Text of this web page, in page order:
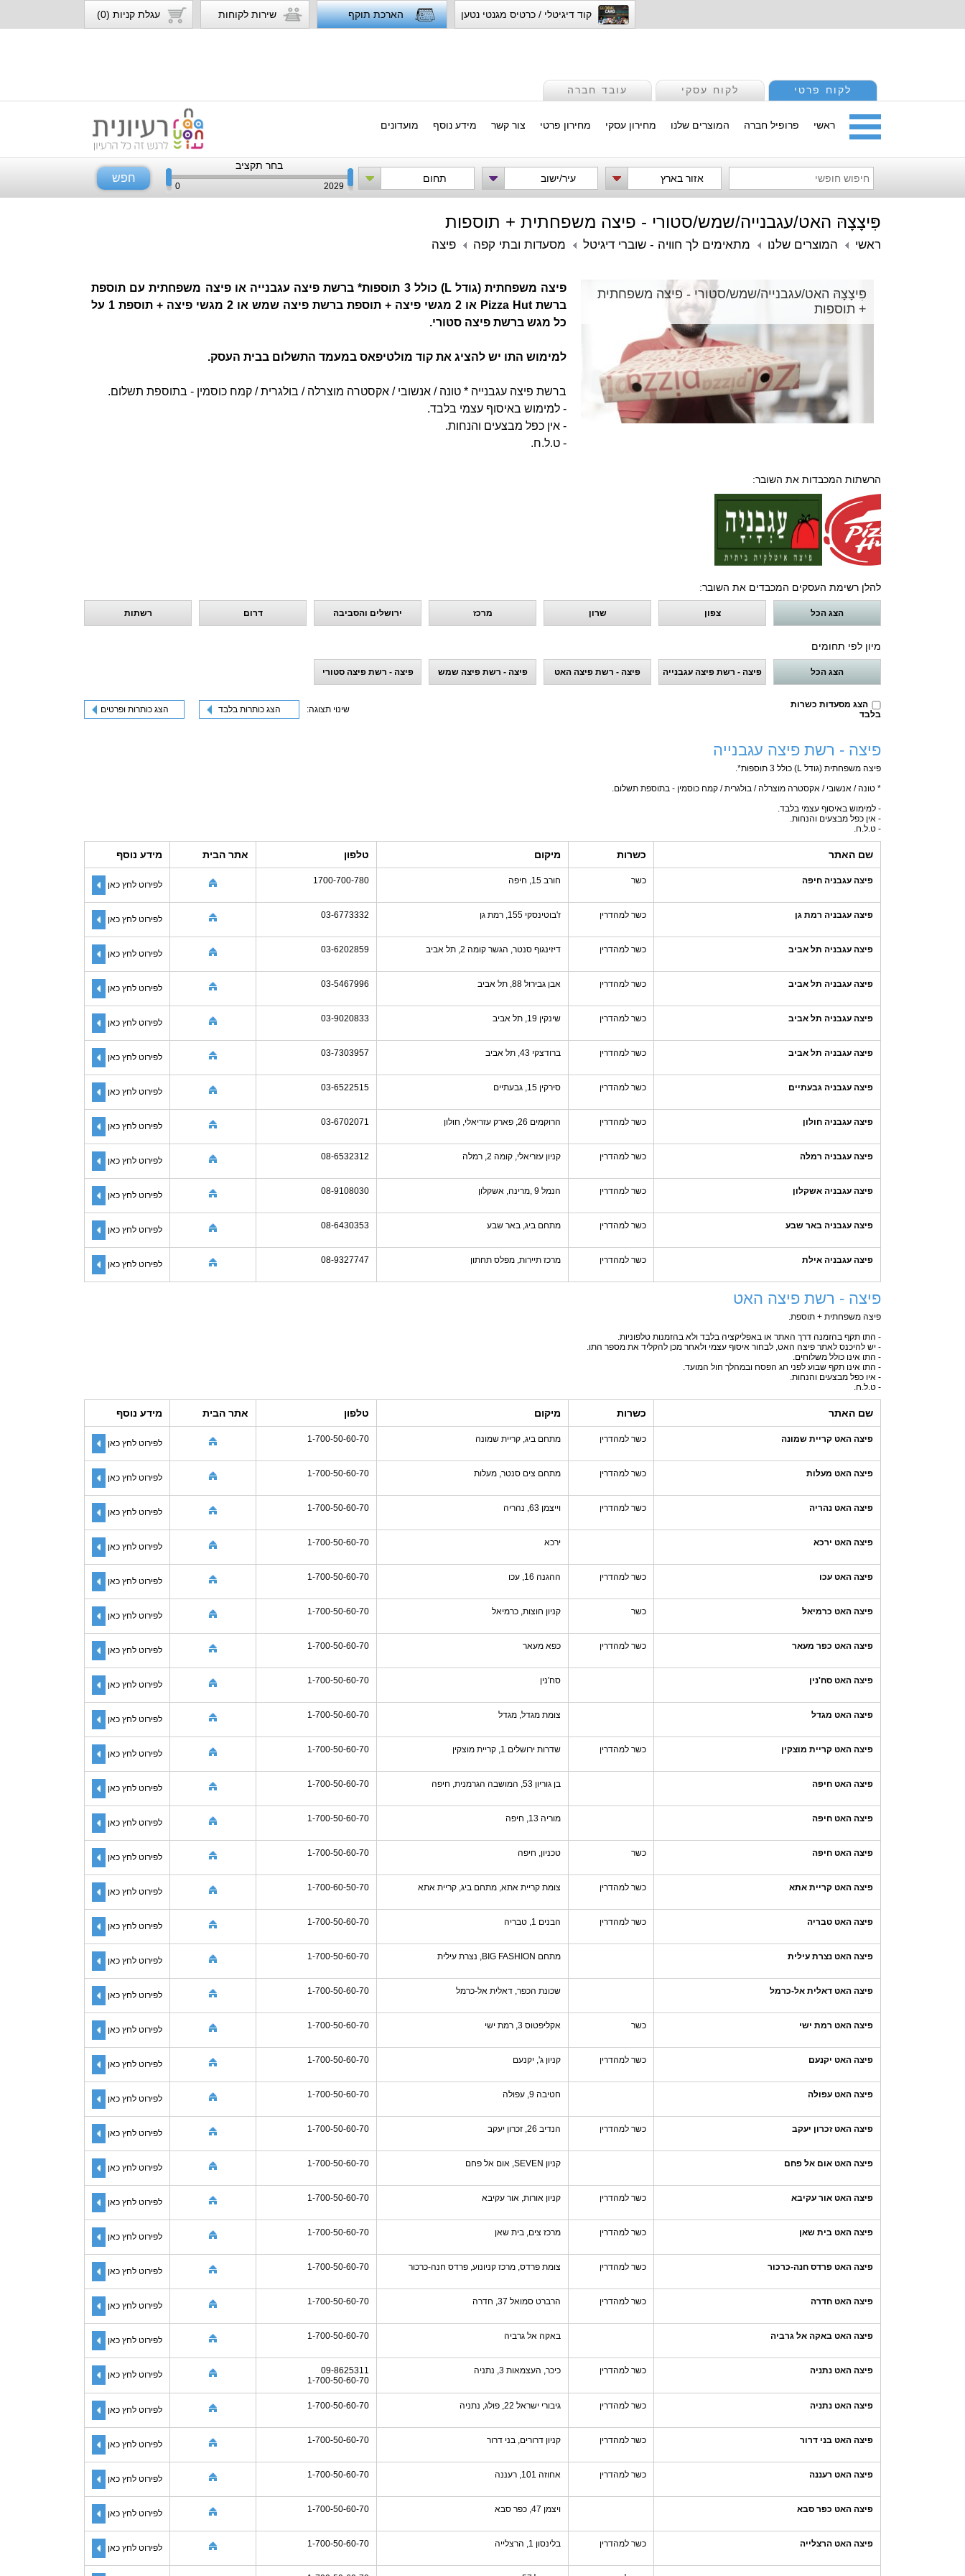
קוד דיגיטלי / כרטיס מגנטי נטען הארכת תוקף שירות לקוחות עגלת קניות (0)
לקוח פרטי לקוח עסקי עובד חברה
ראשי פרופיל חברה המוצרים שלנו מחירון עסקי מחירון פרטי צור קשר מידע נוסף מועדונים
אזור בארץ עיר/ישוב תחום
בחר תקציב
0 2029
חפש
פִּיצָצָהּ האט/עגבנייה/שמש/סטורי - פיצה משפחתית + תוספות
ראשי המוצרים שלנו מתאימים לך חוויה - שוברי דיגיטל מסעדות ובתי קפה פיצה
פִּיצָצָהּ האט/עגבנייה/שמש/סטורי - פיצה משפחתית
+ תוספות
פיצה משפחתית (גודל L) כולל 3 תוספות* ברשת פיצה עגבנייה או פיצה משפחתית עם תוספת
ברשת Pizza Hut או 2 מגשי פיצה + תוספת ברשת פיצה שמש או 2 מגשי פיצה + תוספת 1 על
כל מגש ברשת פיצה סטורי.
למימוש התו יש להציג את קוד מולטיפאס במעמד התשלום בבית העסק.
ברשת פיצה עגבנייה * טונה / אנשובי / אקסטרה מוצרלה / בולגרית / קמח כוסמין - בתוספת תשלום.
- למימוש באיסוף עצמי בלבד.
- אין כפל מבצעים והנחות.
- ט.ל.ח.
הרשתות המכבדות את השובר:
להלן רשימת העסקים המכבדים את השובר:
הצג הכל צפון שרון מרכז ירושלים והסביבה דרום רשתות
מיון לפי תחומים
הצג הכל פיצה - רשת פיצה עגבנייה פיצה - רשת פיצה האט פיצה - רשת פיצה שמש פיצה - רשת פיצה סטורי
הצג מסעדות כשרות
בלבד
שינוי תצוגה: הצג כותרות בלבד הצג כותרות ופרטים
פיצה - רשת פיצה עגבנייה
פיצה משפחתית (גודל L) כולל 3 תוספות*.
* טונה / אנשובי / אקסטרה מוצרלה / בולגרית / קמח כוסמין - בתוספת תשלום.
- למימוש באיסוף עצמי בלבד.
- אין כפל מבצעים והנחות.
- ט.ל.ח.
שם האתר כשרות מיקום טלפון אתר הבית מידע נוסף
פיצה עגבניה חיפה כשר חורב 15, חיפה 1700-700-780 לפירוט לחץ כאן
פיצה עגבניה רמת גן כשר למהדרין ז'בוטינסקי 155, רמת גן 03-6773332 לפירוט לחץ כאן
פיצה עגבניה תל אביב כשר למהדרין דיזינגוף סנטר, הגשר קומה 2, תל אביב 03-6202859 לפירוט לחץ כאן
פיצה עגבניה תל אביב כשר למהדרין אבן גבירול 88, תל אביב 03-5467996 לפירוט לחץ כאן
פיצה עגבניה תל אביב כשר למהדרין שינקין 19, תל אביב 03-9020833 לפירוט לחץ כאן
פיצה עגבניה תל אביב כשר למהדרין ברודצקי 43, תל אביב 03-7303957 לפירוט לחץ כאן
פיצה עגבניה גבעתיים כשר למהדרין סירקין 15, גבעתיים 03-6522515 לפירוט לחץ כאן
פיצה עגבניה חולון כשר למהדרין הרוקמים 26, פארק עזריאלי, חולון 03-6702071 לפירוט לחץ כאן
פיצה עגבניה רמלה כשר למהדרין קניון עזריאלי, קומה 2, רמלה 08-6532312 לפירוט לחץ כאן
פיצה עגבניה אשקלון כשר למהדרין הנמל 9 ,מרינה, אשקלון 08-9108030 לפירוט לחץ כאן
פיצה עגבניה באר שבע כשר למהדרין מתחם ביג, באר שבע 08-6430353 לפירוט לחץ כאן
פיצה עגבניה אילת כשר למהדרין מרכז תיירות, מפלס תחתון 08-9327747 לפירוט לחץ כאן
פיצה - רשת פיצה האט
פיצה משפחתית + תוספת.
- התו תקף בהזמנה דרך האתר או באפליקציה בלבד ולא בהזמנות טלפוניות.
- יש להיכנס לאתר פיצה האט, לבחור איסוף עצמי ולאחר מכן להקליד את מספר התו.
- התו אינו כולל משלוחים.
- התו אינו תקף שבוע לפני חג הפסח ובמהלך חול המועד.
- איו כפל מבצעים והנחות.
- ט.ל.ח.
שם האתר כשרות מיקום טלפון אתר הבית מידע נוסף
פיצה האט קריית שמונה כשר למהדרין מתחם ביג, קריית שמונה 1-700-50-60-70 לפירוט לחץ כאן
פיצה האט מעלות כשר למהדרין מתחם צים סנטר, מעלות 1-700-50-60-70 לפירוט לחץ כאן
פיצה האט נהריה כשר למהדרין וייצמן 63, נהריה 1-700-50-60-70 לפירוט לחץ כאן
פיצה האט ירכא ירכא 1-700-50-60-70 לפירוט לחץ כאן
פיצה האט עכו כשר למהדרין ההגנה 16, עכו 1-700-50-60-70 לפירוט לחץ כאן
פיצה האט כרמיאל כשר קניון חוצות, כרמיאל 1-700-50-60-70 לפירוט לחץ כאן
פיצה האט כפר מעאר כשר למהדרין כפא מעאר 1-700-50-60-70 לפירוט לחץ כאן
פיצה האט סח'נין סח'נין 1-700-50-60-70 לפירוט לחץ כאן
פיצה האט מגדל צומת מגדל, מגדל 1-700-50-60-70 לפירוט לחץ כאן
פיצה האט קריית מוצקין כשר למהדרין שדרות ירושלים 1, קריית מוצקין 1-700-50-60-70 לפירוט לחץ כאן
פיצה האט חיפה בן גוריון 53, המושבה הגרמנית, חיפה 1-700-50-60-70 לפירוט לחץ כאן
פיצה האט חיפה מוריה 13, חיפה 1-700-50-60-70 לפירוט לחץ כאן
פיצה האט חיפה כשר טכניון, חיפה 1-700-50-60-70 לפירוט לחץ כאן
פיצה האט קריית אתא כשר למהדרין צומת קריית אתא, מתחם ביג, קריית אתא 1-700-60-50-70 לפירוט לחץ כאן
פיצה האט טבריה כשר למהדרין הבנים 1, טבריה 1-700-50-60-70 לפירוט לחץ כאן
פיצה האט נצרת עילית מתחם BIG FASHION, נצרת עילית 1-700-50-60-70 לפירוט לחץ כאן
פיצה האט דאלית אל-כרמל שכונת הכפר, דאלית אל-כרמל 1-700-50-60-70 לפירוט לחץ כאן
פיצה האט רמת ישי כשר אקליפטוס 3, רמת ישי 1-700-50-60-70 לפירוט לחץ כאן
פיצה האט יקנעם כשר למהדרין קניון ג', יקנעם 1-700-50-60-70 לפירוט לחץ כאן
פיצה האט עפולה חטיבה 9, עפולה 1-700-50-60-70 לפירוט לחץ כאן
פיצה האט זכרון יעקב כשר למהדרין הנדיב 26, זכרון יעקב 1-700-50-60-70 לפירוט לחץ כאן
פיצה האט אום אל פחם קניון SEVEN, אום אל פחם 1-700-50-60-70 לפירוט לחץ כאן
פיצה האט אור עקיבא כשר למהדרין קניון אורות, אור עקיבא 1-700-50-60-70 לפירוט לחץ כאן
פיצה האט בית שאן כשר למהדרין מרכז צים, בית שאן 1-700-50-60-70 לפירוט לחץ כאן
פיצה האט פרדס חנה-כרכור כשר למהדרין צומת פרדס, מרכז קניונוע, פרדס חנה-כרכור 1-700-50-60-70 לפירוט לחץ כאן
פיצה האט חדרה כשר למהדרין הרברט סמואל 37, חדרה 1-700-50-60-70 לפירוט לחץ כאן
פיצה האט באקה אל גרביה באקה אל גרביה 1-700-50-60-70 לפירוט לחץ כאן
פיצה האט נתניה כשר למהדרין כיכר, העצמאות 3, נתניה
09-8625311
1-700-50-60-70
לפירוט לחץ כאן
פיצה האט נתניה כשר למהדרין גיבורי ישראל 22, פולג, נתניה 1-700-50-60-70 לפירוט לחץ כאן
פיצה האט בני דרור כשר למהדרין קניון דרורים, בני דרור 1-700-50-60-70 לפירוט לחץ כאן
פיצה האט רעננה כשר למהדרין אחוזה 101, רעננה 1-700-50-60-70 לפירוט לחץ כאן
פיצה האט כפר סבא ויצמן 47, כפר סבא 1-700-50-60-70 לפירוט לחץ כאן
פיצה האט הרצלייה כשר למהדרין בלינסון 1, הרצלייה 1-700-50-60-70 לפירוט לחץ כאן